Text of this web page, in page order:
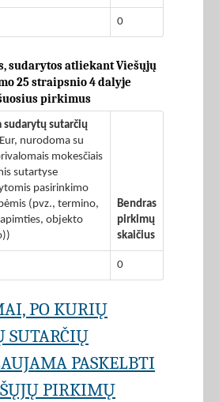
0
sudarytos atliekant Viešųjų
25 straipsnio 4 dalyje
pirkimus
sudarytų sutarčių
nurodoma su
mokesčiais
sutartyse
pasirinkimo
(pvz., termino,
objekto
Bendras
pirkimų
skaičius
0
PO KURIŲ
SUTARČIŲ
PASKELBTI
PIRKIMŲ